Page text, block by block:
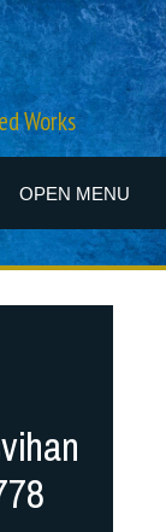
OPEN MENU
Works